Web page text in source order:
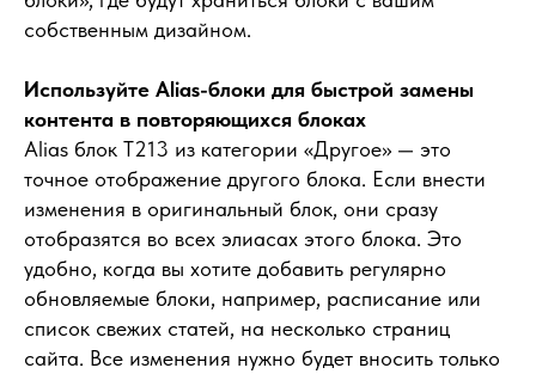
собственным дизайном.
Используйте Alias-блоки для быстрой замены
контента в повторяющихся блоках
Alias блок Т213 из категории «Другое» — это
точное отображение другого блока. Если внести
изменения в оригинальный блок, они сразу
отобразятся во всех элиасах этого блока. Это
удобно, когда вы хотите добавить регулярно
обновляемые блоки, например, расписание или
список свежих статей, на несколько страниц
сайта. Все изменения нужно будет вносить только